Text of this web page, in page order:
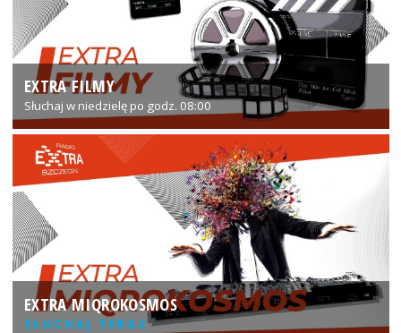
EXTRA FILMY
Słuchaj w niedzielę po godz. 08:00
EXTRA MIQROKOSMOS
SŁUCHAJ TERAZ